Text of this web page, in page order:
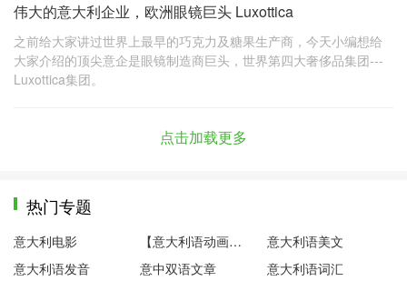
伟大的意大利企业，欧洲眼镜巨头 Luxottica
之前给大家讲过世界上最早的巧克力及糖果生产商，今天小编想给
大家介绍的顶尖意企是眼镜制造商巨头，世界第四大奢侈品集团---
Luxottica集团。
点击加载更多
热门专题
意大利电影 【意大利语动画片】粉红小猪
意大利语美文
意大利语发音
意中双语文章
意大利语词汇